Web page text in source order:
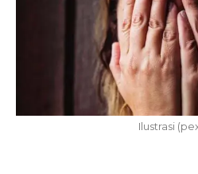
Ilustrasi